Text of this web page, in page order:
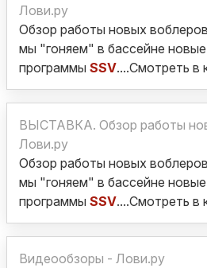
Лови.ру
Обзор работы новых воблеров
мы "гоняем" в бассейне
программы SSV....Смотреть в
ВЫСТАВКА. Обзор работы
Лови.ру
Обзор работы новых воблеров
мы "гоняем" в бассейне
программы SSV....Смотреть в
Видеообзоры - Лови.ру